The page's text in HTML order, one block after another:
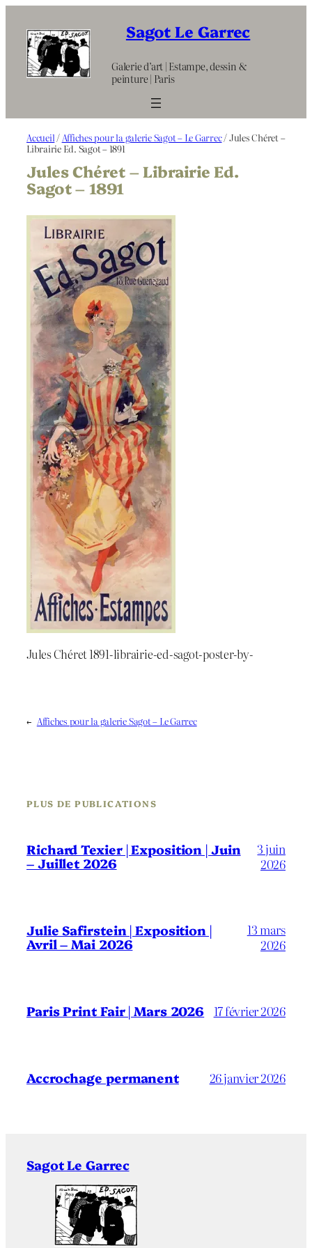
contenu
Sagot Le Garrec
Galerie d’art | Estampe, dessin &
peinture | Paris
Accueil / Affiches pour la galerie Sagot – Le Garrec/ Jules Chéret –
Librairie Ed. Sagot – 1891
Jules Chéret – Librairie Ed.
Sagot – 1891
Jules Chéret 1891-librairie-ed-sagot-poster-by-
← Affiches pour la galerie Sagot – Le Garrec
PLUS DE PUBLICATIONS
Richard Texier | Exposition | Juin
– Juillet 2026
3 juin
2026
Julie Safirstein | Exposition |
Avril – Mai 2026
13 mars
2026
Paris Print Fair | Mars 2026 17 février 2026
Accrochage permanent 26 janvier 2026
Sagot Le Garrec